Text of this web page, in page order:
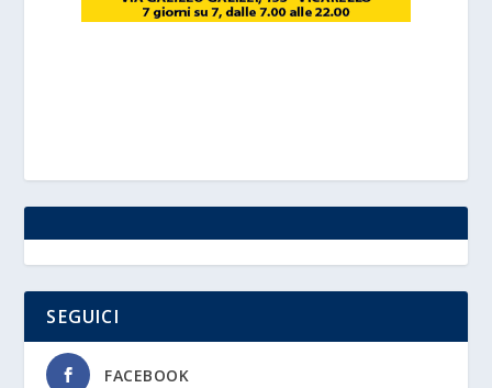
SEGUICI
FACEBOOK